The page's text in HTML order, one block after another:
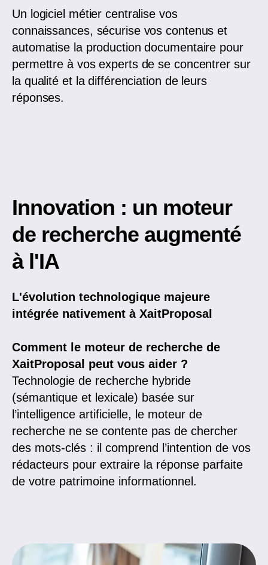
Un logiciel métier centralise vos
connaissances, sécurise vos contenus et
automatise la production documentaire pour
permettre à vos experts de se concentrer sur
la qualité et la différenciation de leurs
réponses.
Innovation : un moteur
de recherche augmenté
à l'IA
L'évolution technologique majeure
intégrée nativement à XaitProposal
Comment le moteur de recherche de
XaitProposal peut vous aider ?
Technologie de recherche hybride
(sémantique et lexicale) basée sur
l’intelligence artificielle, le moteur de
recherche ne se contente pas de chercher
des mots-clés : il comprend l’intention de vos
rédacteurs pour extraire la réponse parfaite
de votre patrimoine informationnel.